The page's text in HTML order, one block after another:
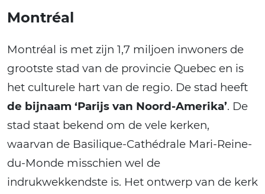
Montréal
Montréal is met zijn 1,7 miljoen inwoners de
grootste stad van de provincie Quebec en is
het culturele hart van de regio. De stad heeft
de bijnaam ‘Parijs van Noord-Amerika’. De
stad staat bekend om de vele kerken,
waarvan de Basilique-Cathédrale Mari-Reine-
du-Monde misschien wel de
indrukwekkendste is. Het ontwerp van de kerk